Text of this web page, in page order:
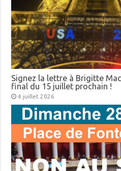
Signez la lettre à Brigitte
final du 15 juillet prochain !
4 juillet 2026